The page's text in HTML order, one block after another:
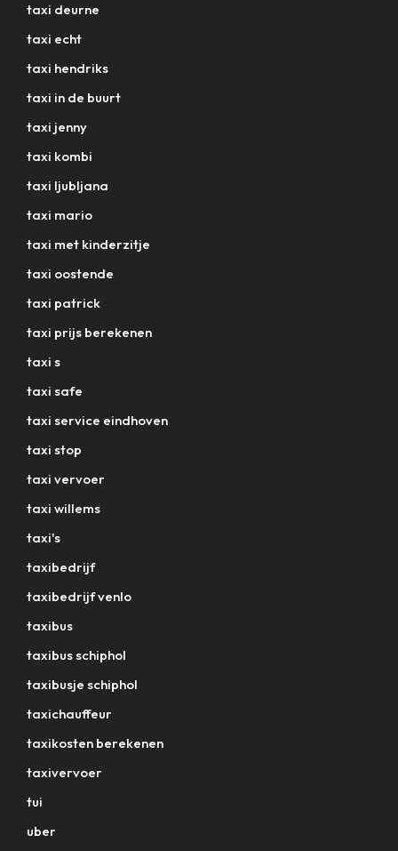
taxi deurne
taxi echt
taxi hendriks
taxi in de buurt
taxi jenny
taxi kombi
taxi ljubljana
taxi mario
taxi met kinderzitje
taxi oostende
taxi patrick
taxi prijs berekenen
taxi s
taxi safe
taxi service eindhoven
taxi stop
taxi vervoer
taxi willems
taxi's
taxibedrijf
taxibedrijf venlo
taxibus
taxibus schiphol
taxibusje schiphol
taxichauffeur
taxikosten berekenen
taxivervoer
tui
uber